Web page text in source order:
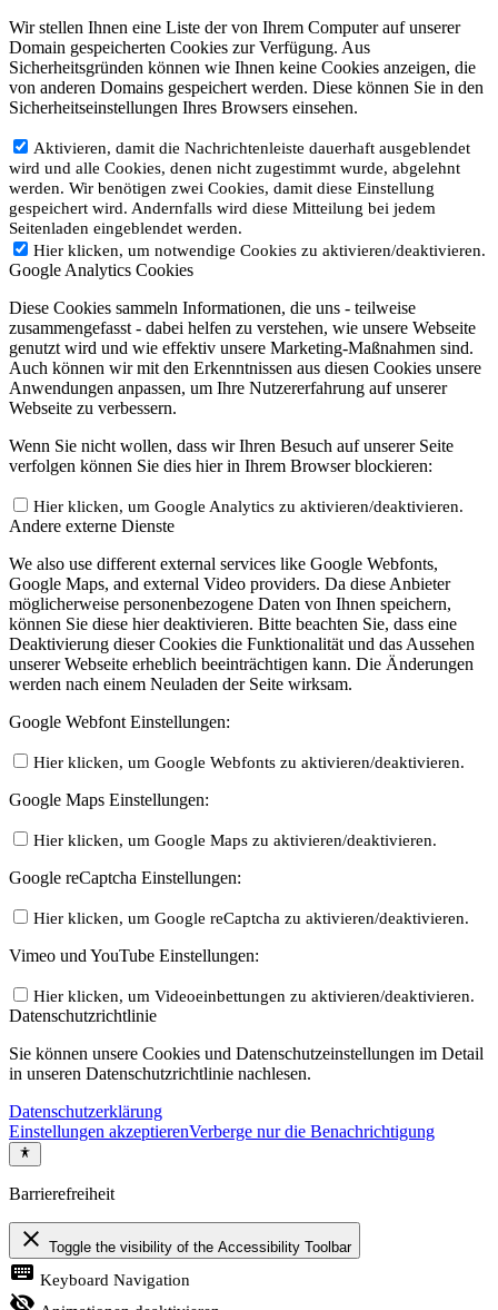
Wir stellen Ihnen eine Liste der von Ihrem Computer auf unserer
Domain gespeicherten Cookies zur Verfügung. Aus
Sicherheitsgründen können wie Ihnen keine Cookies anzeigen, die
von anderen Domains gespeichert werden. Diese können Sie in den
Sicherheitseinstellungen Ihres Browsers einsehen.
Aktivieren, damit die Nachrichtenleiste dauerhaft ausgeblendet
wird und alle Cookies, denen nicht zugestimmt wurde, abgelehnt
werden. Wir benötigen zwei Cookies, damit diese Einstellung
gespeichert wird. Andernfalls wird diese Mitteilung bei jedem
Seitenladen eingeblendet werden.
Hier klicken, um notwendige Cookies zu aktivieren/deaktivieren.
Google Analytics Cookies
Diese Cookies sammeln Informationen, die uns - teilweise
zusammengefasst - dabei helfen zu verstehen, wie unsere Webseite
genutzt wird und wie effektiv unsere Marketing-Maßnahmen sind.
Auch können wir mit den Erkenntnissen aus diesen Cookies unsere
Anwendungen anpassen, um Ihre Nutzererfahrung auf unserer
Webseite zu verbessern.
Wenn Sie nicht wollen, dass wir Ihren Besuch auf unserer Seite
verfolgen können Sie dies hier in Ihrem Browser blockieren:
Hier klicken, um Google Analytics zu aktivieren/deaktivieren.
Andere externe Dienste
We also use different external services like Google Webfonts,
Google Maps, and external Video providers. Da diese Anbieter
möglicherweise personenbezogene Daten von Ihnen speichern,
können Sie diese hier deaktivieren. Bitte beachten Sie, dass eine
Deaktivierung dieser Cookies die Funktionalität und das Aussehen
unserer Webseite erheblich beeinträchtigen kann. Die Änderungen
werden nach einem Neuladen der Seite wirksam.
Google Webfont Einstellungen:
Hier klicken, um Google Webfonts zu aktivieren/deaktivieren.
Google Maps Einstellungen:
Hier klicken, um Google Maps zu aktivieren/deaktivieren.
Google reCaptcha Einstellungen:
Hier klicken, um Google reCaptcha zu aktivieren/deaktivieren.
Vimeo und YouTube Einstellungen:
Hier klicken, um Videoeinbettungen zu aktivieren/deaktivieren.
Datenschutzrichtlinie
Sie können unsere Cookies und Datenschutzeinstellungen im Detail
in unseren Datenschutzrichtlinie nachlesen.
Datenschutzerklärung
Einstellungen akzeptierenVerberge nur die Benachrichtigung
Barrierefreiheit
close Toggle the visibility of the Accessibility Toolbar
keyboard Keyboard Navigation
visibility_off